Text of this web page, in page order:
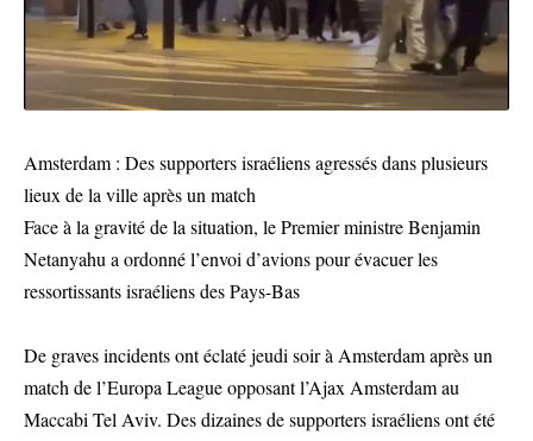
Amsterdam : Des supporters israéliens agressés dans plusieurs
lieux de la ville après un match
Face à la gravité de la situation, le Premier ministre Benjamin
Netanyahu a ordonné l’envoi d’avions pour évacuer les
ressortissants israéliens des Pays-Bas
De graves incidents ont éclaté jeudi soir à Amsterdam après un
match de l’Europa League opposant l’Ajax Amsterdam au
Maccabi Tel Aviv. Des dizaines de supporters israéliens ont été